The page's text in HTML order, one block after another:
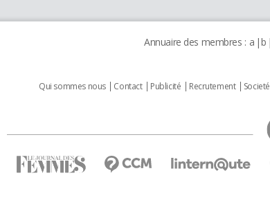
Annuaire des membres : a b
Qui sommes nous Contact Publicité Recrutement Societé